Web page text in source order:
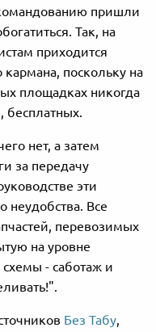
пришли
Так, на
приходится
кармана, поскольку на
площадках никогда
бесплатных.
нет, а затем
за передачу
эти
Все
перевозимых
на уровне
- саботаж и
Без Табу,